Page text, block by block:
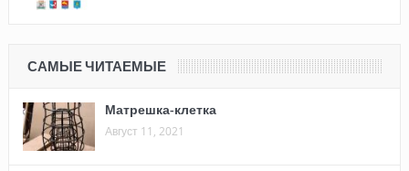
САМЫЕ ЧИТАЕМЫЕ
Матрешка-клетка
Август 11, 2021